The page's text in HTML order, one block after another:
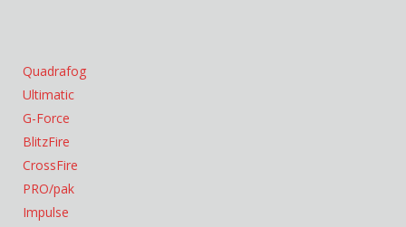
Quadrafog
Ultimatic
G-Force
BlitzFire
CrossFire
PRO/pak
Impulse